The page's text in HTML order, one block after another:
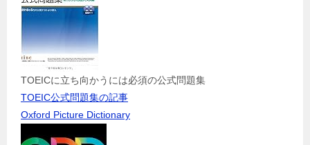
TOEICに立ち向かうには必須の公式問題集
TOEIC公式問題集の記事
Oxford Picture Dictionary